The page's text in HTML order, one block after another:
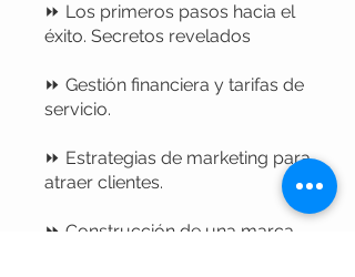
⏩ Los primeros pasos hacia el
éxito. Secretos revelados
⏩ Gestión financiera y tarifas de
servicio.
⏩ Estrategias de marketing para
atraer clientes.
⏩ Construcción de una marca